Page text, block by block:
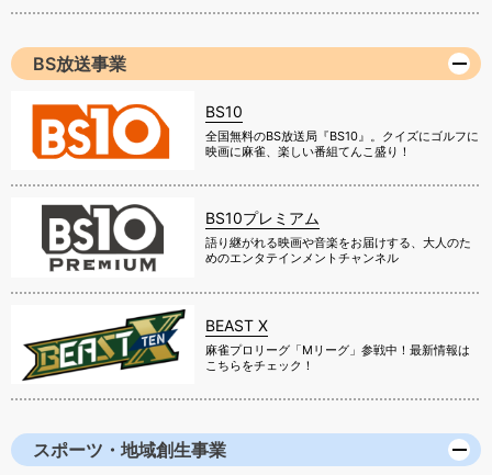
BS放送事業
BS10
全国無料のBS放送局『BS10』。クイズにゴルフに
映画に麻雀、楽しい番組てんこ盛り！
BS10プレミアム
語り継がれる映画や音楽をお届けする、大人のた
めのエンタテインメントチャンネル
BEAST X
麻雀プロリーグ「Mリーグ」参戦中！最新情報は
こちらをチェック！
スポーツ・地域創生事業